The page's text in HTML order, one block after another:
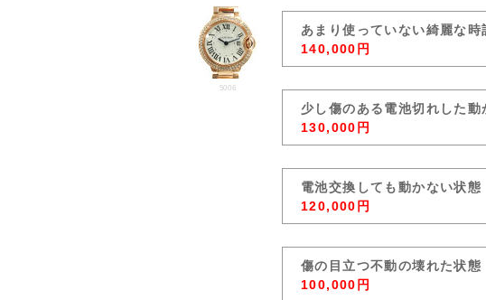
5006
あまり使っていない綺麗な時
140,000円
少し傷のある電池切れした動
130,000円
電池交換しても動かない状態
120,000円
傷の目立つ不動の壊れた状態
100,000円